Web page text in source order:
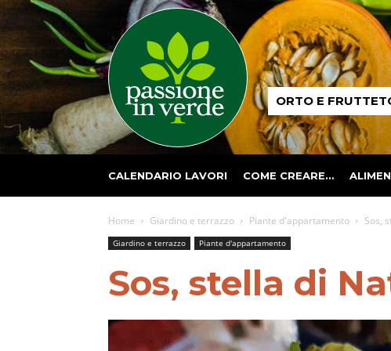
Passione
in ORTO E
CALENDARIO LAVORI COME CREARE…
Home Giardino e terrazzo Piante d'appartamento Sos,
Giardino e terrazzo Piante d'appartamento
Sos, stella di